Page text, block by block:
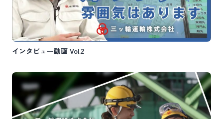
インタビュー動画 Vol.2